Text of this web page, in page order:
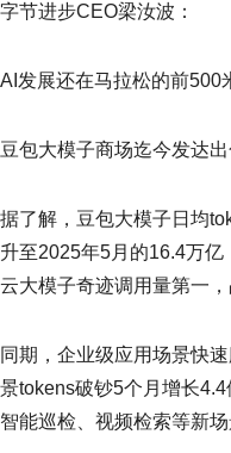
字节进步CEO梁汝波：
AI发展还在马拉松的前500
豆包大模子商场迄今发达
据了解，豆包大模子日均
升至2025年5月的16.4万
云大模子奇迹调用量第一，
同期，企业级应用场景快
景tokens破钞5个月增长
智能巡检、视频检索等新